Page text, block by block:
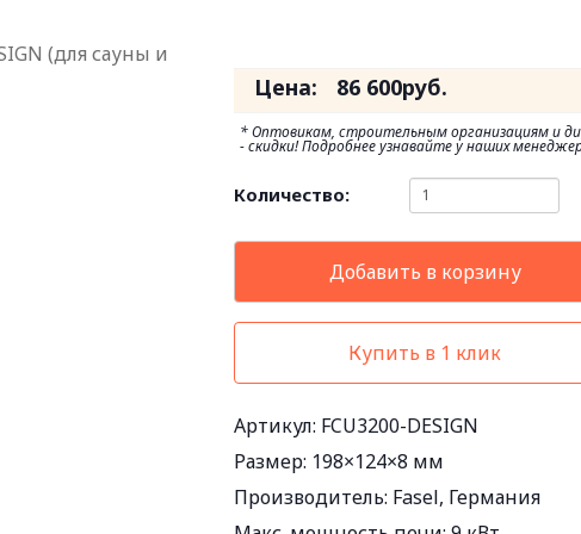
Цена: 86 600руб.
* Оптовикам, строительным организациям и
- скидки! Подробнее узнавайте у наших
Количество:
Добавить в корзину
Купить в 1 клик
Артикул: FCU3200-DESIGN
Размер: 198×124×8 мм
Производитель: Fasel, Германия